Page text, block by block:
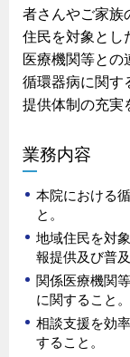
者さんやご家族
住民を対象とし
医療機関等との
循環器病に関す
提供体制の充実
業務内容
本院における
と。
地域住民を対
報提供及び普
関係医療機関
に関すること。
相談支援を効
すること。